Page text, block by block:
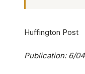
Huffington Post
Publication: 6/